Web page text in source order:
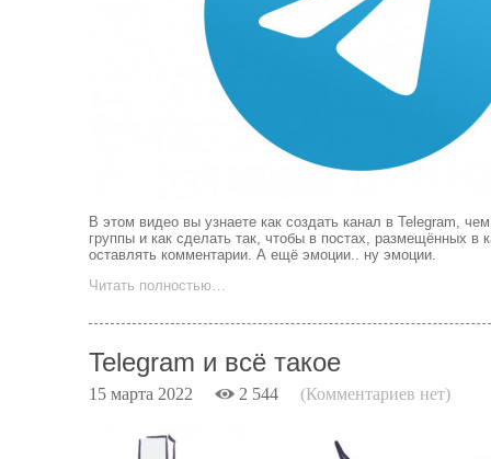
В этом видео вы узнаете как создать канал в Telegram,
группы и как сделать так, чтобы в постах, размещённых в
оставлять комментарии. А ещё эмоции.. ну эмоции.
Читать полностью…
Telegram и всё такое
15 марта 2022 2 544 (Комментариев нет)